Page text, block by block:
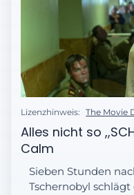
Lizenzhinweis: The Movie
Alles nicht so
Calm
Sieben Stunden
Tschernobyl